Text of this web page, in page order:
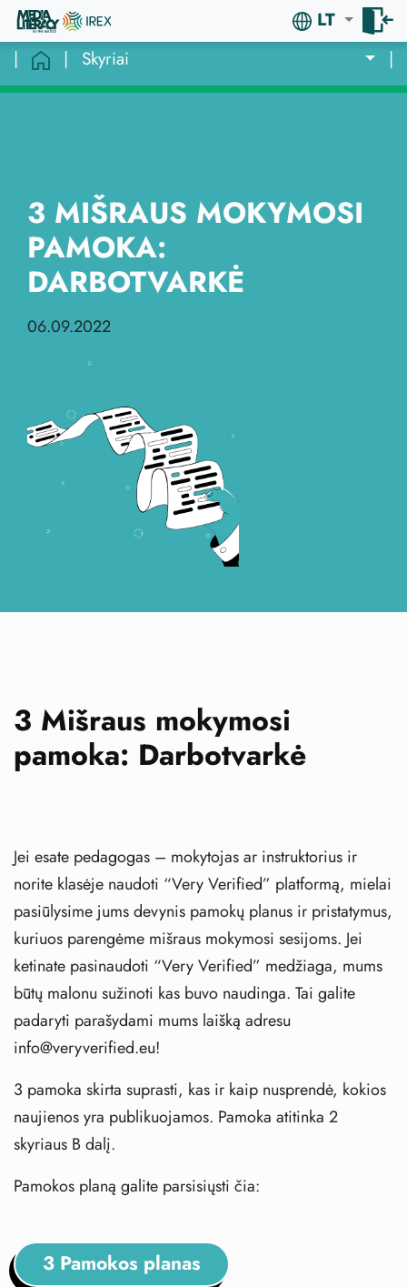
LT
|
| Skyriai |
3 MIŠRAUS MOKYMOSI
PAMOKA:
DARBOTVARKĖ
06.09.2022
3 Mišraus mokymosi
pamoka: Darbotvarkė
Jei esate pedagogas – mokytojas ar instruktorius ir
norite klasėje naudoti “Very Verified” platformą, mielai
pasiūlysime jums devynis pamokų planus ir pristatymus,
kuriuos parengėme mišraus mokymosi sesijoms. Jei
ketinate pasinaudoti “Very Verified” medžiaga, mums
būtų malonu sužinoti kas buvo naudinga. Tai galite
padaryti parašydami mums laišką adresu
info@veryverified.eu!
3 pamoka skirta suprasti, kas ir kaip nusprendė, kokios
naujienos yra publikuojamos. Pamoka atitinka 2
skyriaus B dalį.
Pamokos planą galite parsisiųsti čia:
3 Pamokos planas